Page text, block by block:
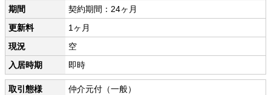
期間
契約期間：24ヶ月
更新料
1ヶ月
現況
空
入居時期
即時
取引態様
仲介元付（一般）